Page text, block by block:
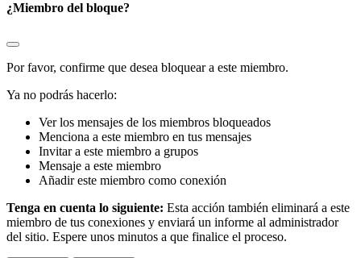
¿Miembro del bloque?
Por favor, confirme que desea bloquear a este miembro.
Ya no podrás hacerlo:
Ver los mensajes de los miembros bloqueados
Menciona a este miembro en tus mensajes
Invitar a este miembro a grupos
Mensaje a este miembro
Añadir este miembro como conexión
Tenga en cuenta lo siguiente: Esta acción también eliminará a este
miembro de tus conexiones y enviará un informe al administrador
del sitio. Espere unos minutos a que finalice el proceso.